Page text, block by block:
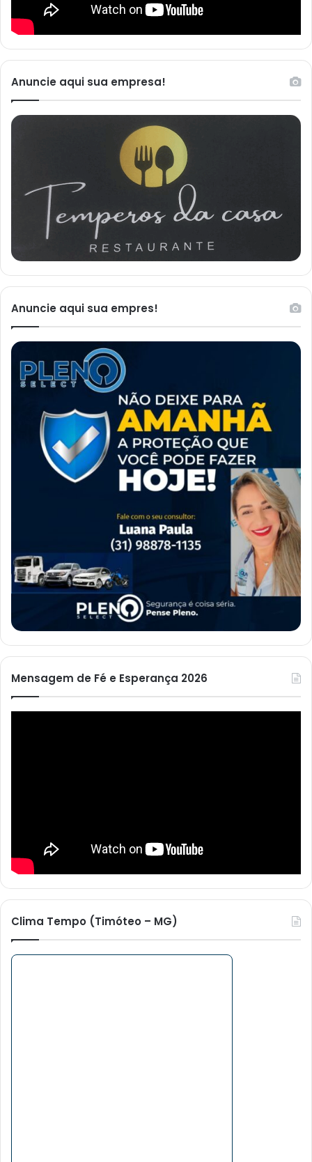
Anuncie aqui sua empresa!
Anuncie aqui sua empres!
Mensagem de Fé e Esperança 2026
Clima Tempo (Timóteo – MG)